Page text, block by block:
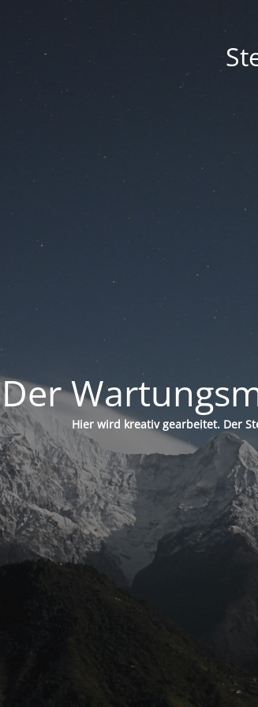
Der
Hier wird kreativ gearbeitet. Der